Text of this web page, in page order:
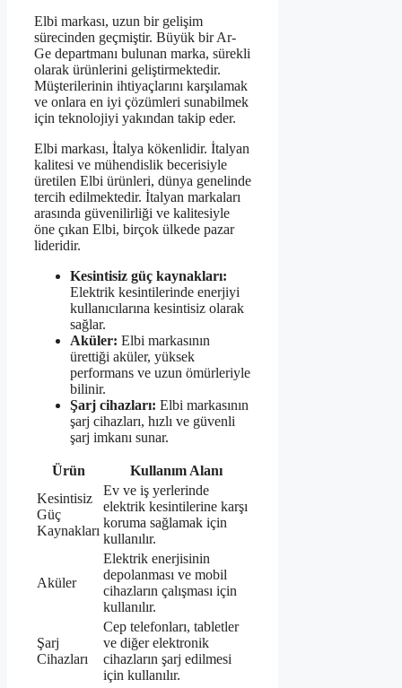
Elbi markası, uzun bir gelişim
sürecinden geçmiştir. Büyük bir Ar-
Ge departmanı bulunan marka, sürekli
olarak ürünlerini geliştirmektedir.
Müşterilerinin ihtiyaçlarını karşılamak
ve onlara en iyi çözümleri sunabilmek
için teknolojiyi yakından takip eder.
Elbi markası, İtalya kökenlidir. İtalyan
kalitesi ve mühendislik becerisiyle
üretilen Elbi ürünleri, dünya genelinde
tercih edilmektedir. İtalyan markaları
arasında güvenilirliği ve kalitesiyle
öne çıkan Elbi, birçok ülkede pazar
lideridir.
Kesintisiz güç kaynakları:
Elektrik kesintilerinde enerjiyi
kullanıcılarına kesintisiz olarak
sağlar.
Aküler: Elbi markasının
ürettiği aküler, yüksek
performans ve uzun ömürleriyle
bilinir.
Şarj cihazları: Elbi markasının
şarj cihazları, hızlı ve güvenli
şarj imkanı sunar.
Ürün
Kullanım Alanı
Kesintisiz
Güç
Kaynakları
Ev ve iş yerlerinde
elektrik kesintilerine karşı
koruma sağlamak için
kullanılır.
Aküler
Elektrik enerjisinin
depolanması ve mobil
cihazların çalışması için
kullanılır.
Şarj
Cihazları
Cep telefonları, tabletler
ve diğer elektronik
cihazların şarj edilmesi
için kullanılır.